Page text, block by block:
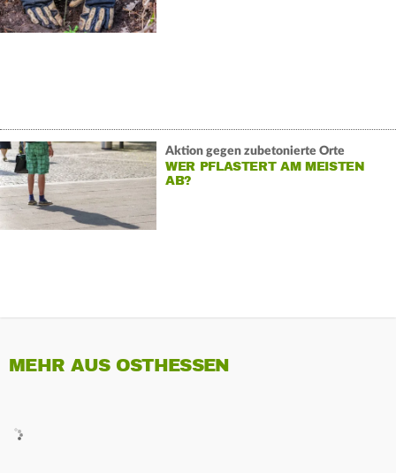
Aktion gegen zubetonierte Orte
WER PFLASTERT AM MEISTEN
AB?
MEHR AUS OSTHESSEN